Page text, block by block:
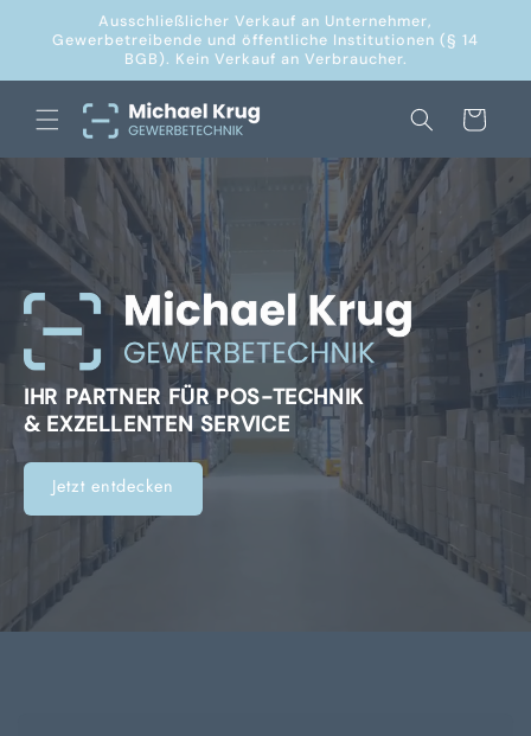
Inhalt
Ausschließlicher Verkauf an Unternehmer,
Gewerbetreibende und öffentliche Institutionen (§ 14
BGB). Kein Verkauf an Verbraucher.
Warenkorb
IHR PARTNER FÜR POS-TECHNIK
& EXZELLENTEN SERVICE
Jetzt entdecken